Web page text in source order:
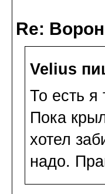
Re:
Velius
То есть я
Пока
хотел
надо.